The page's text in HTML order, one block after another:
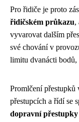
Pro řidiče je proto
řidičském průkazu,
vyvarovat dalším
své chování v
limitu dvanácti bodů,
Promlčení přestupků
přestupcích a řídí se
dopravní